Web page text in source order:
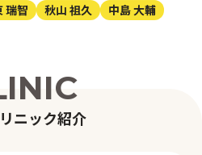
瑞智 秋山 祖久 中島 大輔
INIC
リニック紹介